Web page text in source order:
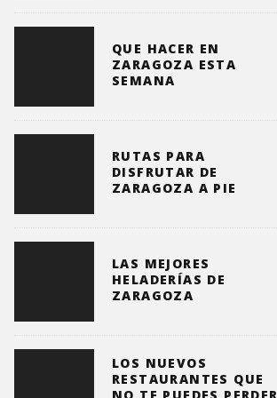
QUE HACER EN
ZARAGOZA ESTA
SEMANA
RUTAS PARA
DISFRUTAR DE
ZARAGOZA A PIE
LAS MEJORES
HELADERÍAS DE
ZARAGOZA
LOS NUEVOS
RESTAURANTES QUE
NO TE PUEDES PERDER